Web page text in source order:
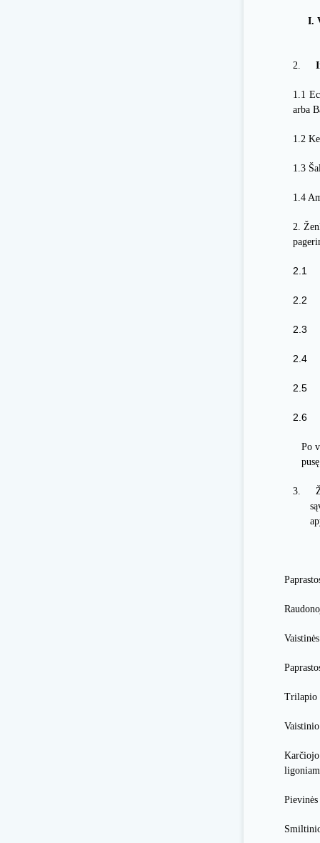
I.
2.
1.1
arba
1.2
1.3
1.4
2.
2.1
2.2
2.3
2.4
2.5
2.6
Po
3.
Trilapio